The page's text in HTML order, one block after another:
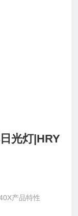
光灯|HRY
产品特性